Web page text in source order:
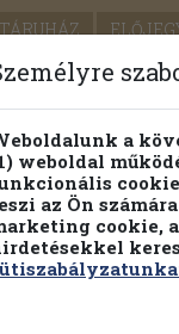
PILLANATNYI
a
weboldal
az Ön
cookie,